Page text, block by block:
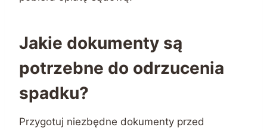
Jakie dokumenty są
potrzebne do odrzucenia
spadku?
Przygotuj niezbędne dokumenty przed